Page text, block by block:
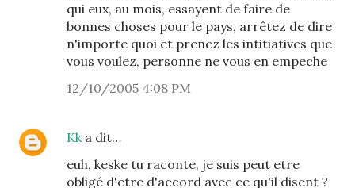
qui eux, au mois, essayent de faire de
bonnes choses pour le pays, arrêtez de dire
n'importe quoi et prenez les intitiatives que
vous voulez, personne ne vous en empeche
12/10/2005 4:08 PM
Kka dit…
euh, keske tu raconte, je suis peut etre
obligé d'etre d'accord avec ce qu'il disent ?